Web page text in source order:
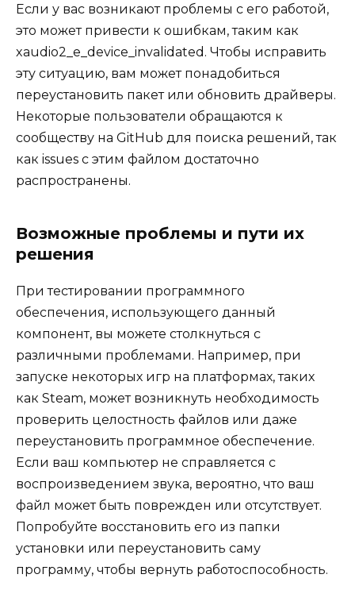
Если у вас возникают проблемы с его работой,
это может привести к ошибкам, таким как
xaudio2_e_device_invalidated. Чтобы исправить
эту ситуацию, вам может понадобиться
переустановить пакет или обновить драйверы.
Некоторые пользователи обращаются к
сообществу на GitHub для поиска решений, так
как issues с этим файлом достаточно
распространены.
Возможные проблемы и пути их
решения
При тестировании программного
обеспечения, использующего данный
компонент, вы можете столкнуться с
различными проблемами. Например, при
запуске некоторых игр на платформах, таких
как Steam, может возникнуть необходимость
проверить целостность файлов или даже
переустановить программное обеспечение.
Если ваш компьютер не справляется с
воспроизведением звука, вероятно, что ваш
файл может быть поврежден или отсутствует.
Попробуйте восстановить его из папки
установки или переустановить саму
программу, чтобы вернуть работоспособность.